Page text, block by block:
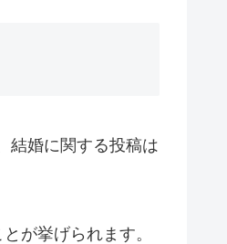
結婚に関する投稿は
が挙げられます。